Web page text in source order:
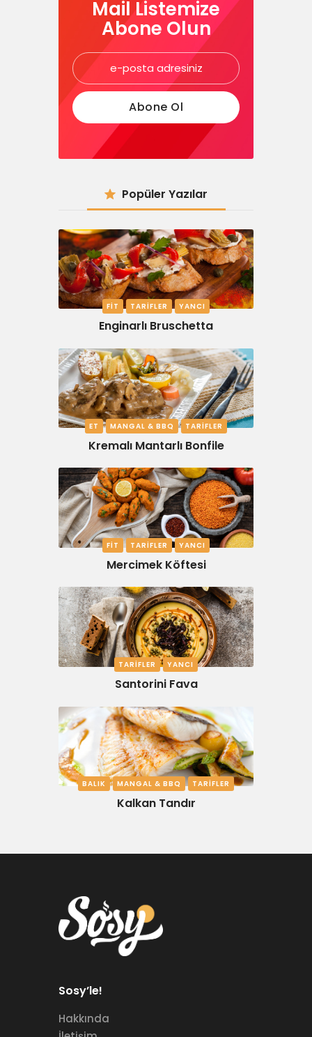
Mail Listemize
Abone Olun
Popüler Yazılar
FIT TARIFLER YANCI
Enginarlı Bruschetta
ET MANGAL & BBQ TARIFLER
Kremalı Mantarlı Bonfile
FIT TARIFLER YANCI
Mercimek Köftesi
TARIFLER YANCI
Santorini Fava
BALIK MANGAL & BBQ TARIFLER
Kalkan Tandır
Sosy’le!
Hakkında